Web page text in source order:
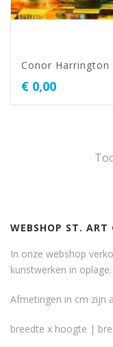
Conor
€ 0,00
WEBSHOP ST. ART
In onze webshop
kunstwerken in oplage.
Afmetingen in cm zijn
breedte x hoogte |